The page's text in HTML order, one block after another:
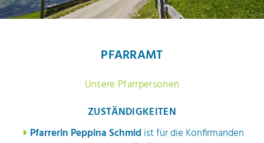
PFARRAMT
UNSERE KIRCHEN
KONTAKT
PFARRAMT
Unsere Pfarrpersonen
ZUSTÄNDIGKEITEN
Pfarrerin Peppina Schmid ist für die Konfirmanden